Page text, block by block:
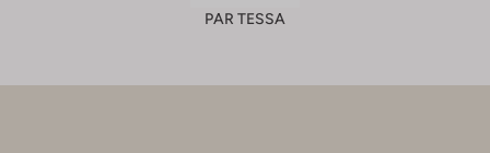
PAR TESSA